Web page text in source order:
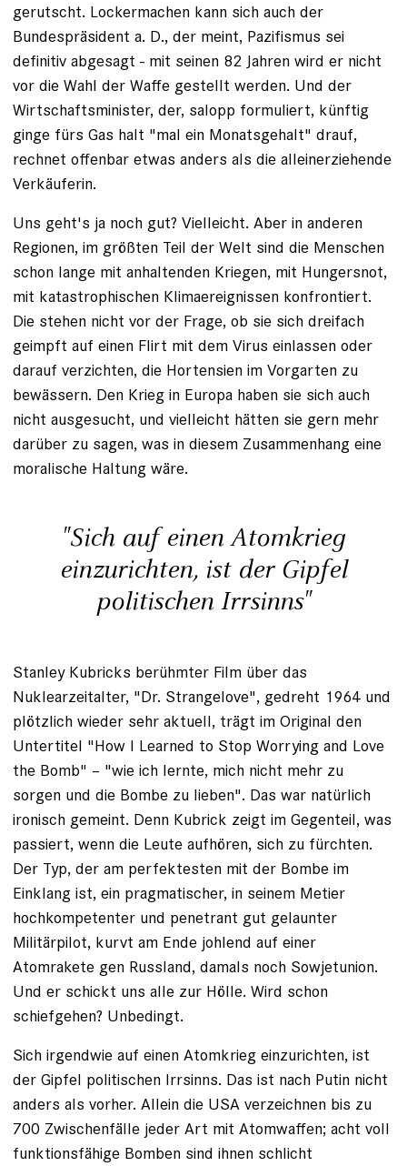
gerutscht. Lockermachen kann sich auch der
Bundespräsident a. D., der meint, Pazifismus sei
definitiv abgesagt - mit seinen 82 Jahren wird er nicht
vor die Wahl der Waffe gestellt werden. Und der
Wirtschaftsminister, der, salopp formuliert, künftig
ginge fürs Gas halt "mal ein Monatsgehalt" drauf,
rechnet offenbar etwas anders als die alleinerziehende
Verkäuferin.
Uns geht's ja noch gut? Vielleicht. Aber in anderen
Regionen, im größten Teil der Welt sind die Menschen
schon lange mit anhaltenden Kriegen, mit Hungersnot,
mit katastrophischen Klimaereignissen konfrontiert.
Die stehen nicht vor der Frage, ob sie sich dreifach
geimpft auf einen Flirt mit dem Virus einlassen oder
darauf verzichten, die Hortensien im Vorgarten zu
bewässern. Den Krieg in Europa haben sie sich auch
nicht ausgesucht, und vielleicht hätten sie gern mehr
darüber zu sagen, was in diesem Zusammenhang eine
moralische Haltung wäre.
"Sich auf einen Atomkrieg
einzurichten, ist der Gipfel
politischen Irrsinns"
Stanley Kubricks berühmter Film über das
Nuklearzeitalter, "Dr. Strangelove", gedreht 1964 und
plötzlich wieder sehr aktuell, trägt im Original den
Untertitel "How I Learned to Stop Worrying and Love
the Bomb" – "wie ich lernte, mich nicht mehr zu
sorgen und die Bombe zu lieben". Das war natürlich
ironisch gemeint. Denn Kubrick zeigt im Gegenteil, was
passiert, wenn die Leute aufhören, sich zu fürchten.
Der Typ, der am perfektesten mit der Bombe im
Einklang ist, ein pragmatischer, in seinem Metier
hochkompetenter und penetrant gut gelaunter
Militärpilot, kurvt am Ende johlend auf einer
Atomrakete gen Russland, damals noch Sowjetunion.
Und er schickt uns alle zur Hölle. Wird schon
schiefgehen? Unbedingt.
Sich irgendwie auf einen Atomkrieg einzurichten, ist
der Gipfel politischen Irrsinns. Das ist nach Putin nicht
anders als vorher. Allein die USA verzeichnen bis zu
700 Zwischenfälle jeder Art mit Atomwaffen; acht voll
funktionsfähige Bomben sind ihnen schlicht